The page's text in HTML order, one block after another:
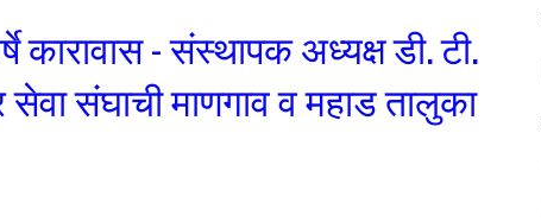
कारावास - संस्थापक अध्यक्ष डी. टी.
संघाची माणगाव व महाड तालुका